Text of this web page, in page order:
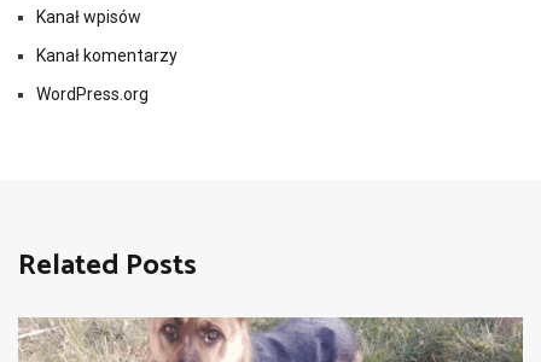
Kanał wpisów
Kanał komentarzy
WordPress.org
Related Posts